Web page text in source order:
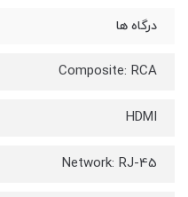
درگاه ها
Composite: RCA
HDMI
Network: RJ-45